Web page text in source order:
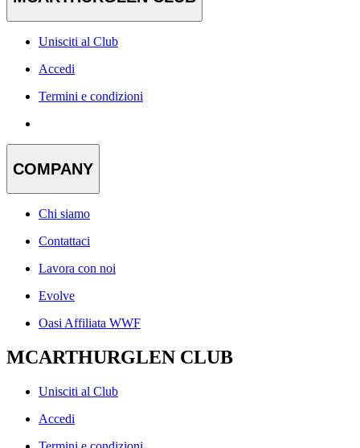
Unisciti al Club
Accedi
Termini e condizioni
COMPANY
Chi siamo
Contattaci
Lavora con noi
Evolve
Oasi Affiliata WWF
MCARTHURGLEN CLUB
Unisciti al Club
Accedi